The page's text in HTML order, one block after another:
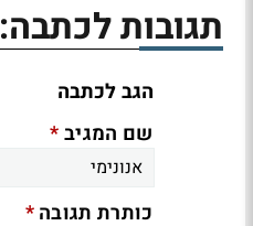
תגובות לכתבה:
הגב לכתבה
שם המגיב*
כותרת תגובה*